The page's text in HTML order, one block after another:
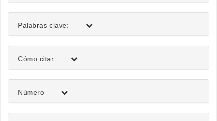
Palabras clave:
Detalles
del
artículo
Cómo citar
Número